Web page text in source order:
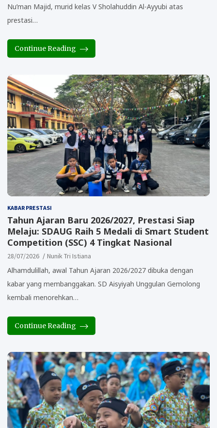
Nu’man Majid, murid kelas V Sholahuddin Al-Ayyubi atas
prestasi…
Continue Reading
KABAR PRESTASI
Tahun Ajaran Baru 2026/2027, Prestasi Siap
Melaju: SDAUG Raih 5 Medali di Smart Student
Competition (SSC) 4 Tingkat Nasional
28/07/2026 Nunik Tri Istiana
Alhamdulillah, awal Tahun Ajaran 2026/2027 dibuka dengan
kabar yang membanggakan. SD Aisyiyah Unggulan Gemolong
kembali menorehkan…
Continue Reading